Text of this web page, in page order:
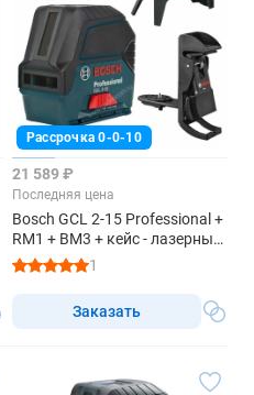
Рассрочка 0-0-10
21 589 ₽
Последняя цена
Bosch GCL 2-15 Professional +
RM1 + BM3 + кейс - лазерный
нивелир
1
Заказать